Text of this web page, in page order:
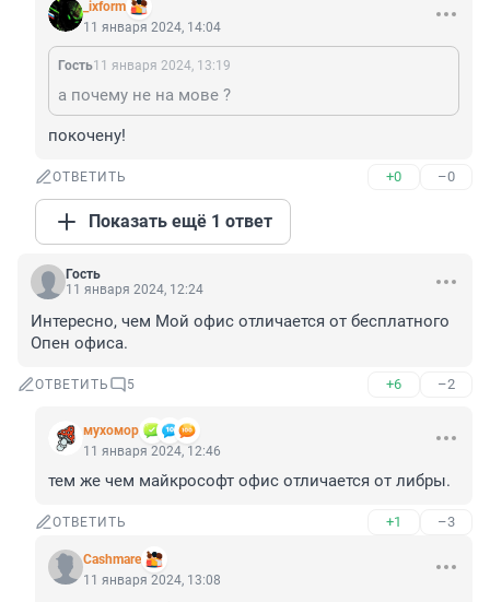
_ixform
11 января 2024, 14:04
Гость11 января 2024, 13:19
а почему не на мове ?
покочену!
ОТВЕТИТЬ +0 –0
Показать ещё 1 ответ
Гость
11 января 2024, 12:24
Интересно, чем Мой офис отличается от бесплатного
Опен офиса.
ОТВЕТИТЬ 5 +6 –2
мухомор
11 января 2024, 12:46
тем же чем майкрософт офис отличается от либры.
ОТВЕТИТЬ +1 –3
Cashmare
11 января 2024, 13:08